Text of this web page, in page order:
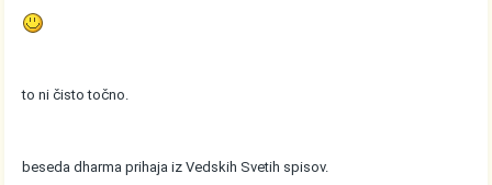
to ni čisto točno.
beseda dharma prihaja iz Vedskih Svetih spisov.